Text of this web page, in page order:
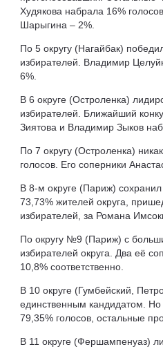
Худякова набрала 16%
Шарыгина – 2%.
По 5 округу (Нагайбак)
избирателей. Владимир
6%.
В 6 округе (Остроленка)
избирателей. Ближайший
Зиятова и Владимир Зыков
По 7 округу (Остроленка)
голосов. Его соперники
В 8-м округе (Париж)
73,73% жителей округа,
избирателей, за Романа
По округу №9 (Париж) с
избирателей округа. Два её
10,8% соответственно.
В 10 округе (Гумбейский,
единственным кандидатом.
79,35% голосов, остальные
В 11 округе (Фершампенуаз)